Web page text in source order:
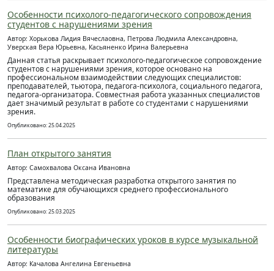
Особенности психолого-педагогического сопровождения
студентов с нарушениями зрения
Автор: Хорькова Лидия Вячеслаовна, Петрова Людмила Александровна,
Уверская Вера Юрьевна, Касьяненко Ирина Валерьевна
Данная статья раскрывает психолого-педагогическое сопровождение
студентов с нарушениями зрения, которое основано на
профессиональном взаимодействии следующих специалистов:
преподавателей, тьютора, педагога-психолога, социального педагога,
педагога-организатора. Совместная работа указанных специалистов
дает значимый результат в работе со студентами с нарушениями
зрения.
Опубликовано: 25.04.2025
План открытого занятия
Автор: Самохвалова Оксана Ивановна
Представлена методическая разработка открытого занятия по
математике для обучающихся среднего профессионального
образования
Опубликовано: 25.03.2025
Особенности биографических уроков в курсе музыкальной
литературы
Автор: Качалова Ангелина Евгеньевна